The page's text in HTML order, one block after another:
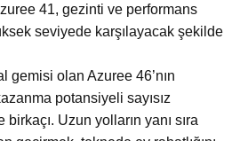
41, gezinti ve performans
seviyede karşılayacak şekilde
gemisi olan Azuree 46’nın
potansiyeli sayısız
Uzun yolların yanı sıra